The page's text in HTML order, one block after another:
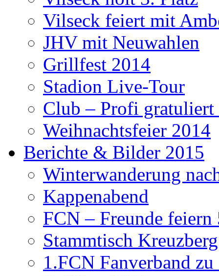
Vilseck feiert mit
JHV mit Neuwahlen
Grillfest 2014
Stadion Live-Tour
Club – Profi gratuliert
Weihnachtsfeier 2014
Berichte & Bilder 2015
Winterwanderung
Kappenabend
FCN – Freunde feiern
Stammtisch Kreuzberg
1.FCN Fanverband